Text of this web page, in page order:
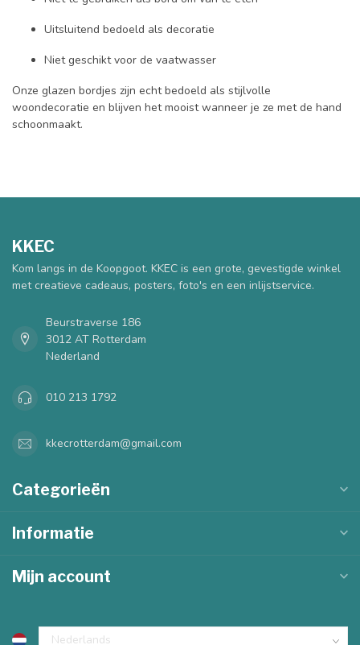
Uitsluitend bedoeld als decoratie
Niet geschikt voor de vaatwasser
Onze glazen bordjes zijn echt bedoeld als stijlvolle
woondecoratie en blijven het mooist wanneer je ze met de hand
schoonmaakt.
KKEC
Kom langs in de Koopgoot. KKEC is een grote, gevestigde winkel
met creatieve cadeaus, posters, foto's en een inlijstservice.
Beurstraverse 186
3012 AT Rotterdam
Nederland
010 213 1792
kkecrotterdam@gmail.com
Categorieën
Informatie
Mijn account